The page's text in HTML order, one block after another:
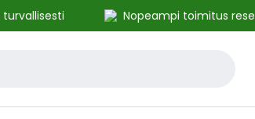
Nopeampi toimitus